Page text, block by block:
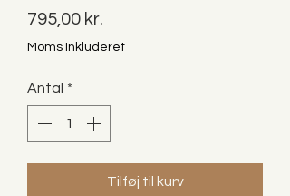
795,00 kr.
Moms Inkluderet
Antal *
Tilføj til kurv